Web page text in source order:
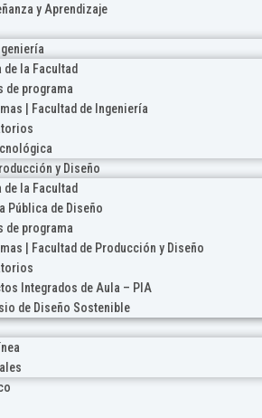
y Aprendizaje
de la Facultad
de programa
| Facultad de Ingeniería
y Diseño
de la Facultad
Pública de Diseño
de programa
| Facultad de Producción y Diseño
Integrados de Aula – PIA
de Diseño Sostenible